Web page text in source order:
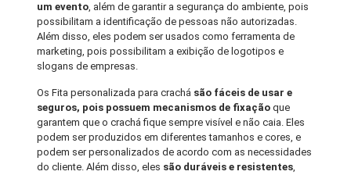
um evento, além de garantir a segurança do ambiente, pois
possibilitam a identificação de pessoas não autorizadas.
Além disso, eles podem ser usados como ferramenta de
marketing, pois possibilitam a exibição de logotipos e
slogans de empresas.
Os Fita personalizada para crachá são fáceis de usar e
seguros, pois possuem mecanismos de fixação que
garantem que o crachá fique sempre visível e não caia. Eles
podem ser produzidos em diferentes tamanhos e cores, e
podem ser personalizados de acordo com as necessidades
do cliente. Além disso, eles são duráveis e resistentes,